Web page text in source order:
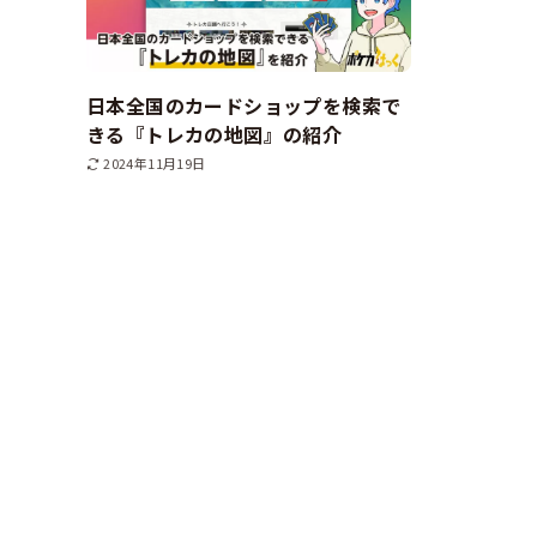
日本全国のカードショップを検索で
きる『トレカの地図』の紹介
2024年11月19日